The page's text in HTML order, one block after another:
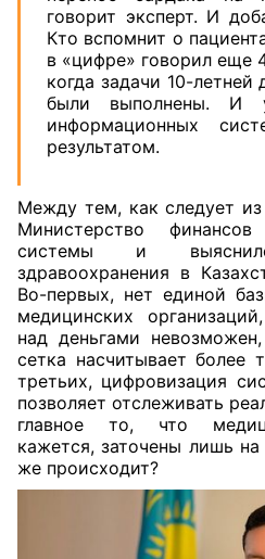
говорит эксперт. И
Кто вспомнит о
в «цифре» говорил еще
когда задачи 10-
были выполнены. И
информационных
результатом.
Между тем, как следует
Министерство
системы и
здравоохранения в
Во-первых, нет единой
медицинских
над деньгами
сетка насчитывает более
третьих, цифровизация
позволяет отслеживать
главное то, что
кажется, заточены лишь
же происходит?